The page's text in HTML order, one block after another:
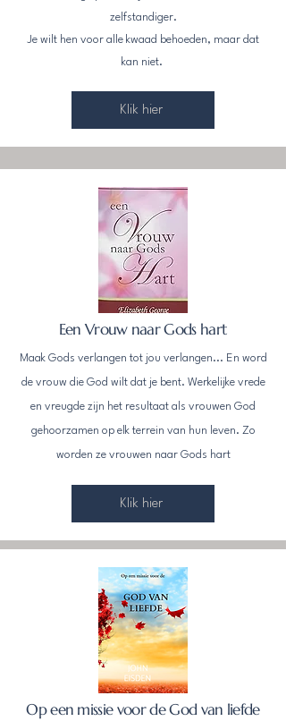
zelfstandiger.
Je wilt hen voor alle kwaad behoeden, maar dat
kan niet.
Klik hier
Een Vrouw naar Gods hart
Maak Gods verlangen tot jou verlangen... En word
de vrouw die God wilt dat je bent. Werkelijke vrede
en vreugde zijn het resultaat als vrouwen God
gehoorzamen op elk terrein van hun leven. Zo
worden ze vrouwen naar Gods hart
Klik hier
Op een missie voor de God van liefde